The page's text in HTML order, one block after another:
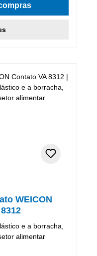
WEICON
e a borracha,
alimentar